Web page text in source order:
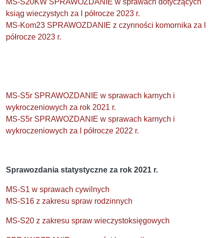
ksiąg wieczystych za I półrocze 2023 r.
MS-Kom23 SPRAWOZDANIE z czynności komornika za I
półrocze 2023 r.
MS-S5r SPRAWOZDANIE w sprawach karnych i
wykroczeniowych za rok 2021 r.
MS-S5r SPRAWOZDANIE w sprawach karnych i
wykroczeniowych za I półrocze 2022 r.
Sprawozdania statystyczne za rok 2021 r.
MS-S1 w sprawach cywilnych
MS-S16 z zakresu spraw rodzinnych
MS-S20 z zakresu spraw wieczystoksięgowych